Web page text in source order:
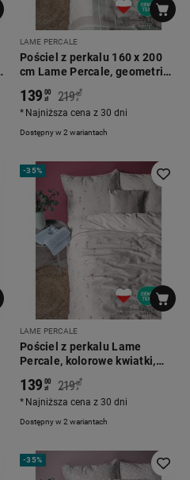
LAME PERCALE
Pościel z perkalu 160 x 200
cm Lame Percale, geometria,
Dostępny w 2 wariantach
139 00
zł 219 00
zł
*
Najniższa cena z 30 dni
-35%
LAME PERCALE
Pościel z perkalu Lame
Percale, kolorowe kwiatki,
Dostępny w 2 wariantach
139 00
zł 219 00
zł
*
Najniższa cena z 30 dni
-35%